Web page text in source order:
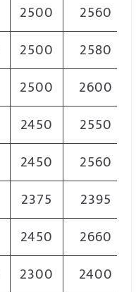
2500
2560
2500
2580
2500
2600
2450
2550
2450
2560
2375
2395
2450
2660
2300
2400